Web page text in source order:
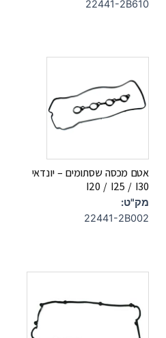
22441-2B610
אטם מכסה שסתומים – יונדאי
I20 / I25 / I30
מק"ט:
22441-2B002